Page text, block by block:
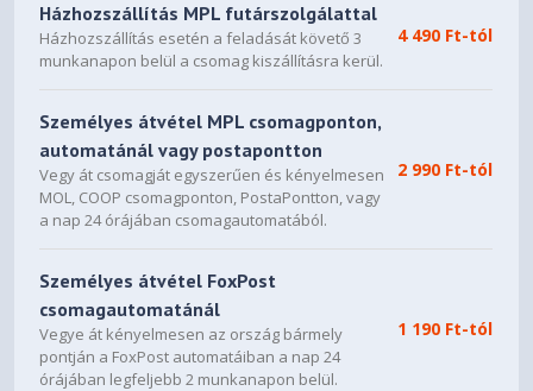
Házhozszállítás MPL futárszolgálattal
Házhozszállítás esetén a feladását követő 3
munkanapon belül a csomag kiszállításra kerül.
4 490 Ft-tól
Személyes átvétel MPL csomagponton,
automatánál vagy postapontton
Vegy át csomagját egyszerűen és kényelmesen
MOL, COOP csomagponton, PostaPontton, vagy
a nap 24 órájában csomagautomatából.
2 990 Ft-tól
Személyes átvétel FoxPost
csomagautomatánál
Vegye át kényelmesen az ország bármely
pontján a FoxPost automatáiban a nap 24
órájában legfeljebb 2 munkanapon belül.
1 190 Ft-tól